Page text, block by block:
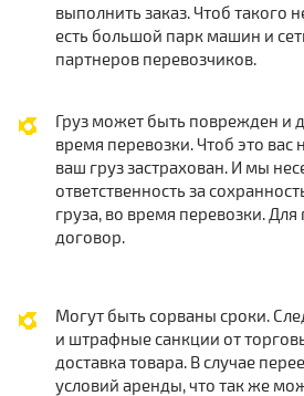
выполнить заказ. Чтоб такого
есть большой парк машин и
партнеров перевозчиков.
Груз может быть поврежден и
время перевозки. Чтоб это вас
ваш груз застрахован. И мы
ответственность за
груза, во время перевозки.
договор.
Могут быть сорваны сроки.
и штрафные санкции от
доставка товара. В случае
условий аренды, что так же